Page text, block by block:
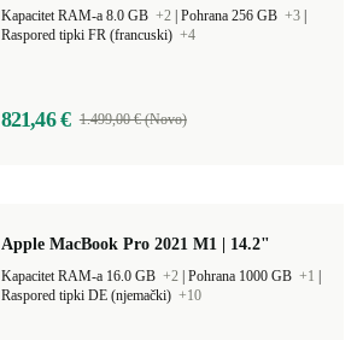
Kapacitet RAM-a 8.0 GB +2 Pohrana 256 GB +3
Raspored tipki FR (francuski) +4
821,46 € 1.499,00 € (Novo)
Apple MacBook Pro 2021 M1 | 14.2"
Kapacitet RAM-a 16.0 GB +2 Pohrana 1000 GB +1
Raspored tipki DE (njemački) +10